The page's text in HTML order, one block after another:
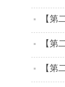
【第
【第
【第